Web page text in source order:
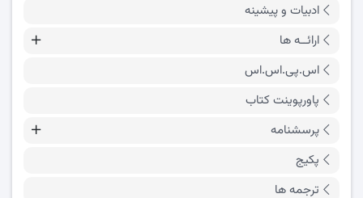
ادبیات و پیشینه
ارائــه ها
اس.پی.اس.اس
پاورپوینت کتاب
پرسشنامه
پکیج
ترجمه ها